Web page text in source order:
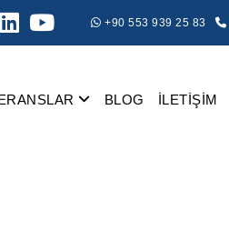
+90 553 939 25 83
BLOG İLETİŞİM